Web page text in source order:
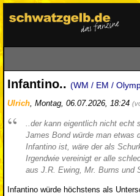
Infantino.. (WM / EM /
Ulrich, Montag, 06.07.2026, 18:24
..der kann eigentlich nicht echt
James Bond würde man etwas
Infantino ist, wäre der als
Irgendwie vereinigt er alle
aus J.R. Ewing, Mr. Burns und
Infantino würde höchstens als